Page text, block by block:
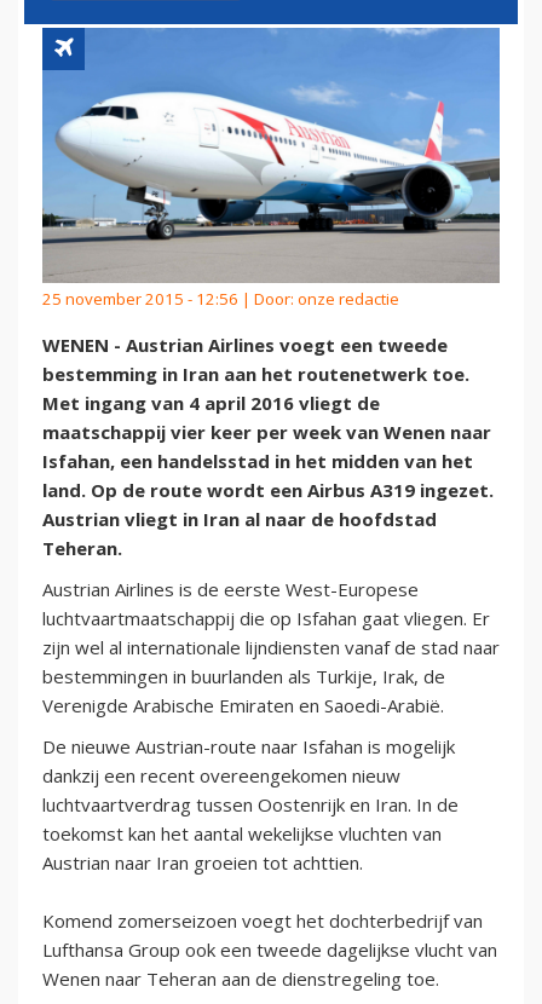
25 november 2015 - 12:56 | Door: onze redactie
WENEN - Austrian Airlines voegt een tweede
bestemming in Iran aan het routenetwerk toe.
Met ingang van 4 april 2016 vliegt de
maatschappij vier keer per week van Wenen naar
Isfahan, een handelsstad in het midden van het
land. Op de route wordt een Airbus A319 ingezet.
Austrian vliegt in Iran al naar de hoofdstad
Teheran.
Austrian Airlines is de eerste West-Europese
luchtvaartmaatschappij die op Isfahan gaat vliegen. Er
zijn wel al internationale lijndiensten vanaf de stad naar
bestemmingen in buurlanden als Turkije, Irak, de
Verenigde Arabische Emiraten en Saoedi-Arabië.
De nieuwe Austrian-route naar Isfahan is mogelijk
dankzij een recent overeengekomen nieuw
luchtvaartverdrag tussen Oostenrijk en Iran. In de
toekomst kan het aantal wekelijkse vluchten van
Austrian naar Iran groeien tot achttien.
Komend zomerseizoen voegt het dochterbedrijf van
Lufthansa Group ook een tweede dagelijkse vlucht van
Wenen naar Teheran aan de dienstregeling toe.